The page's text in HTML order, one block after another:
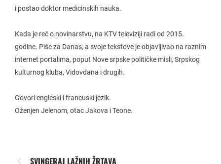
i postao doktor medicinskih nauka.
Kada je reč o novinarstvu, na KTV televiziji radi od 2015.
godine. Piše za Danas, a svoje tekstove je objavljivao na raznim
internet portalima, poput Nove srpske političke misli, Srpskog
kulturnog kluba, Vidovdana i drugih.
Govori engleski i francuski jezik.
Oženjen Jelenom, otac Jakova i Teone.
SVINGERAJ LAŽNIH ŽRTAVA